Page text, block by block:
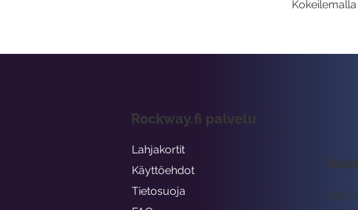
Rockway.fi palvelu
Lahjakortit
Käyttöehdot
Tietosuoja